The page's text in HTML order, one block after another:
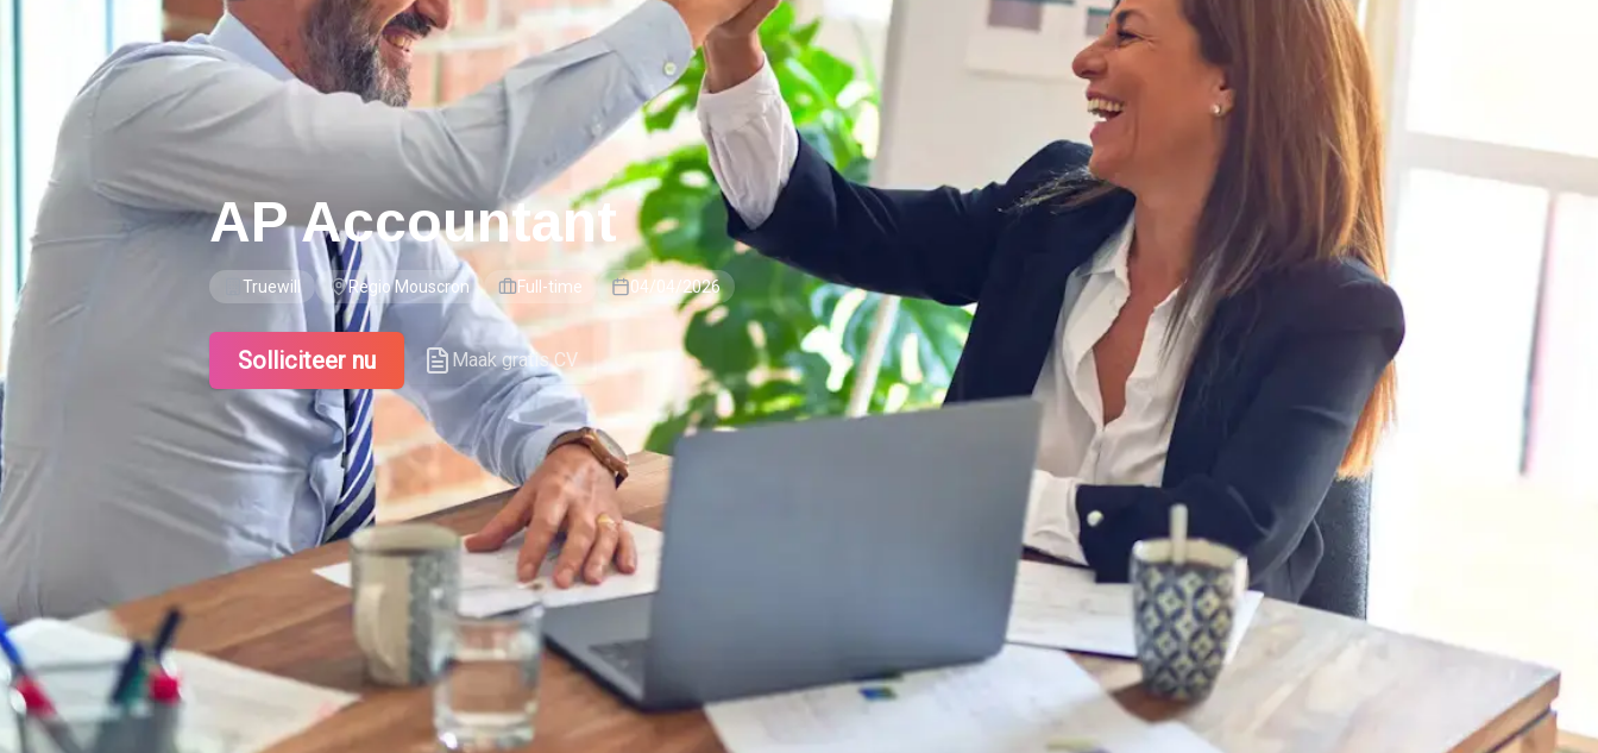
AP Accountant
Truewill Regio Mouscron Full-time 04/04/2026
Solliciteer nu Maak gratis CV